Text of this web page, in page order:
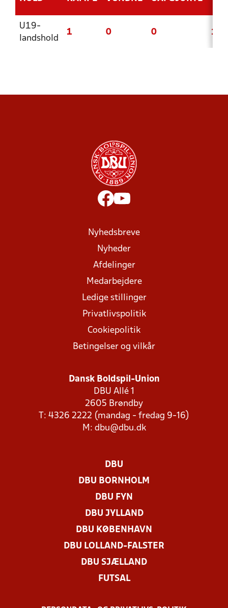
U19-
landshold
1 0 0 1
Nyhedsbreve
Nyheder
Afdelinger
Medarbejdere
Ledige stillinger
Privatlivspolitik
Cookiepolitik
Betingelser og vilkår
Dansk Boldspil-Union
DBU Allé 1
2605 Brøndby
T: 4326 2222 (mandag - fredag 9-16)
M: dbu@dbu.dk
DBU
DBU BORNHOLM
DBU FYN
DBU JYLLAND
DBU KØBENHAVN
DBU LOLLAND-FALSTER
DBU SJÆLLAND
FUTSAL